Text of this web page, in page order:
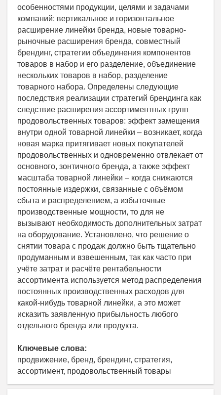
особенностями продукции, целями и задачами
компаний: вертикальное и горизонтальное
расширение линейки бренда, новые товарно-
рыночные расширения бренда, совместный
брендинг, стратегии объединения компонентов
товаров в набор и его разделение, объединение
нескольких товаров в набор, разделение
товарного набора. Определены следующие
последствия реализации стратегий брендинга как
следствие расширения ассортиментных групп
продовольственных товаров: эффект замещения
внутри одной товарной линейки – возникает, когда
новая марка притягивает новых покупателей
продовольственных и одновременно отвлекает от
основного, зонтичного бренда, а также эффект
масштаба товарной линейки – когда снижаются
постоянные издержки, связанные с объёмом
сбыта и распределением, а избыточные
производственные мощности, то для не
вызывают необходимость дополнительных затрат
на оборудование. Установлено, что решение о
снятии товара с продаж должно быть тщательно
продуманным и взвешенным, так как часто при
учёте затрат и расчёте рентабельности
ассортимента используется метод распределения
постоянных производственных расходов для
какой-нибудь товарной линейки, а это может
исказить заявленную прибыльность любого
отдельного бренда или продукта.
Ключевые слова:
продвижение, бренд, брендинг, стратегия,
ассортимент, продовольственный товары